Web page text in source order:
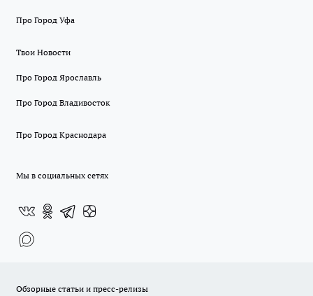
Про Город Уфа
Твои Новости
Про Город Ярославль
Про Город Владивосток
Про Город Краснодара
Мы в социальных сетях
Обзорные статьи и пресс-релизы